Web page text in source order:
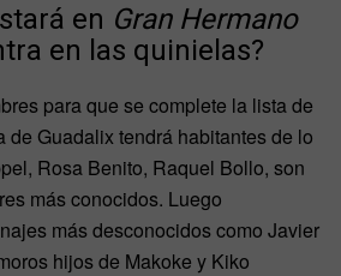
en Gran Hermano
en las quinielas?
para que se complete la lista de
de Guadalix tendrá habitantes de lo
Rosa Benito, Raquel Bollo, son
más conocidos. Luego
más desconocidos como Javier
hijos de Makoke y Kiko